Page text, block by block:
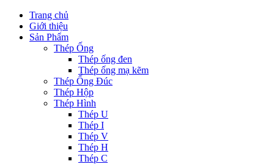
Trang chủ
Giới thiệu
Sản Phẩm
Thép Ống
Thép ống đen
Thép ống mạ kẽm
Thép Ống Đúc
Thép Hộp
Thép Hình
Thép U
Thép I
Thép V
Thép H
Thép C